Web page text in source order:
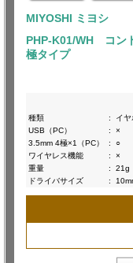
MIYOSHI ミヨシ
PHP-K01/WH コン
極タイプ
種類
:
イヤ
USB（PC）
:
×
3.5mm 4極×1（PC）
:
○
ワイヤレス機能
:
×
重量
:
21g
ドライバサイズ
: